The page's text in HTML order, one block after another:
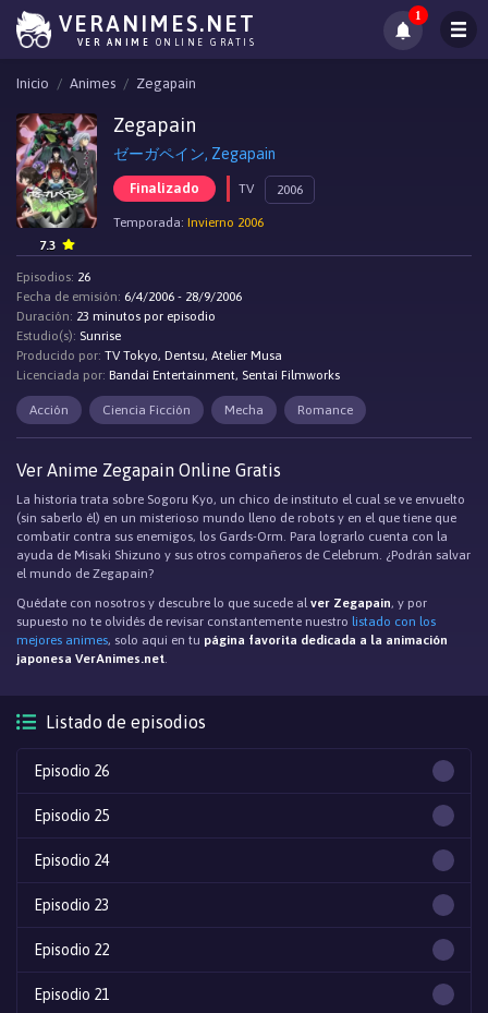
VERANIMES.NET
VER ANIME ONLINE GRATIS
1
Inicio Animes Zegapain
Zegapain
ゼーガペイン, Zegapain
Finalizado TV 2006
Temporada: Invierno 2006
7.3
Episodios: 26
Fecha de emisión: 6/4/2006 - 28/9/2006
Duración: 23 minutos por episodio
Estudio(s): Sunrise
Producido por: TV Tokyo, Dentsu, Atelier Musa
Licenciada por: Bandai Entertainment, Sentai Filmworks
Acción Ciencia Ficción Mecha Romance
Ver Anime Zegapain Online Gratis
La historia trata sobre Sogoru Kyo, un chico de instituto el cual se ve envuelto
(sin saberlo él) en un misterioso mundo lleno de robots y en el que tiene que
combatir contra sus enemigos, los Gards-Orm. Para lograrlo cuenta con la
ayuda de Misaki Shizuno y sus otros compañeros de Celebrum. ¿Podrán salvar
el mundo de Zegapain?
Quédate con nosotros y descubre lo que sucede alver Zegapain, y por
supuesto no te olvidés de revisar constantemente nuestro listado con los
mejores animes, solo aqui en tu página favorita dedicada a la animación
japonesa VerAnimes.net.
Listado de episodios
Episodio 26
Episodio 25
Episodio 24
Episodio 23
Episodio 22
Episodio 21